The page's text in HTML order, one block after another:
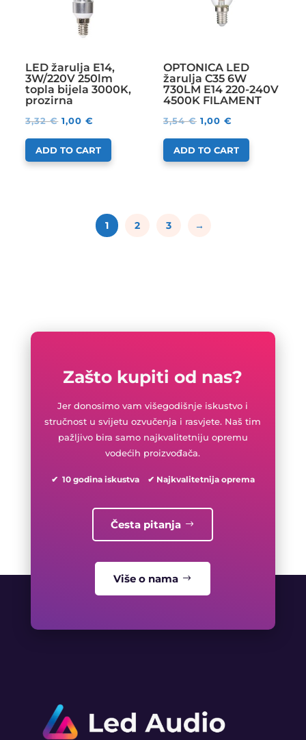
LED žarulja E14,
3W/220V 250lm
topla bijela 3000K,
prozirna
3,32€ 1,00€
ADD TO CART
OPTONICA LED
žarulja C35 6W
730LM E14 220-240V
4500K FILAMENT
3,54€ 1,00 €
ADD TO CART
1 2 3 →
Zašto kupiti od nas?
Jer donosimo vam višegodišnje iskustvo i
stručnost u svijetu ozvučenja i rasvjete. Naš tim
pažljivo bira samo najkvalitetniju opremu
vodećih proizvođača.
✔ 10 godina iskustva ✔ Najkvalitetnija oprema
Česta pitanja
Više o nama